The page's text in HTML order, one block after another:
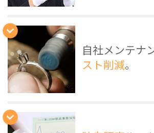
自社メンテナ
スト削減。